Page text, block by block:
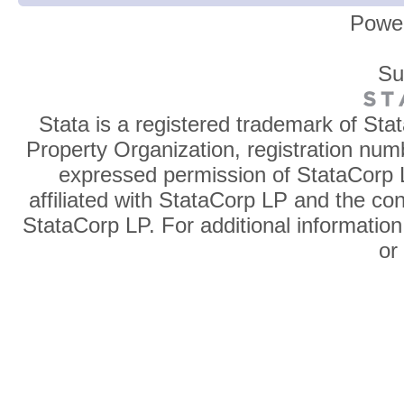
Stata is a registered trademark of
Property Organization, registration
expressed permission of
affiliated with StataCorp LP and the
StataCorp LP. For additional
or